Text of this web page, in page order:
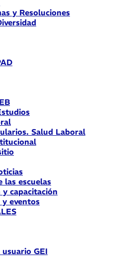
y Resoluciones
Salud Laboral
las escuelas
y capacitación
y eventos
GEI